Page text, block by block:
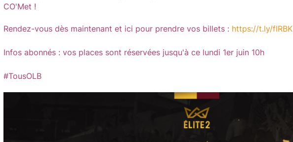
CO'Met !
Rendez-vous dès maintenant et ici pour prendre vos billets : https://t.ly/fIRBK
Infos abonnés : vos places sont réservées jusqu'à ce lundi 1er juin 10h
#TousOLB